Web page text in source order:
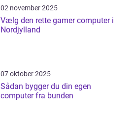
02 november 2025
Vælg den rette gamer computer i
Nordjylland
07 oktober 2025
Sådan bygger du din egen
computer fra bunden